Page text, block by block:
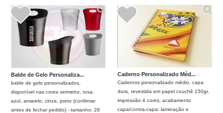
Balde de Gelo Personaliza...
balde de gelo personalizados,
disponível nas cores vermeho, rosa,
azul, amarelo, cinza, preto (confirmar
antes de fechar pedido) - tamanho: 26
Caderno Personalizado Méd...
Cadernos personalizado médio, capa
dura, revestida em papel couchê 150gr,
impressão 4 cores, acabamento
capa/contra-capa: laminação e